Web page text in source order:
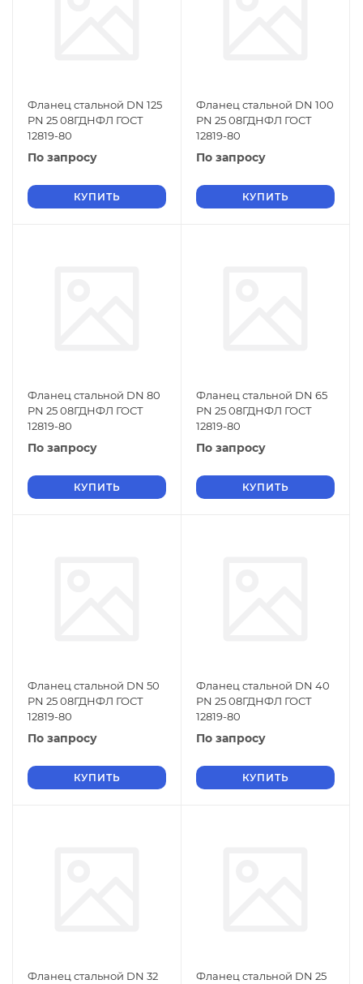
Фланец стальной DN 125
PN 25 08ГДНФЛ ГОСТ
12819-80
По запросу
КУПИТЬ
Фланец стальной DN 100
PN 25 08ГДНФЛ ГОСТ
12819-80
По запросу
КУПИТЬ
Фланец стальной DN 80
PN 25 08ГДНФЛ ГОСТ
12819-80
По запросу
КУПИТЬ
Фланец стальной DN 65
PN 25 08ГДНФЛ ГОСТ
12819-80
По запросу
КУПИТЬ
Фланец стальной DN 50
PN 25 08ГДНФЛ ГОСТ
12819-80
По запросу
КУПИТЬ
Фланец стальной DN 40
PN 25 08ГДНФЛ ГОСТ
12819-80
По запросу
КУПИТЬ
Фланец стальной DN 32
Фланец стальной DN 25